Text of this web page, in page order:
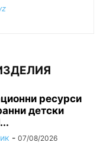
ресурси
детски
- 07/08/2026